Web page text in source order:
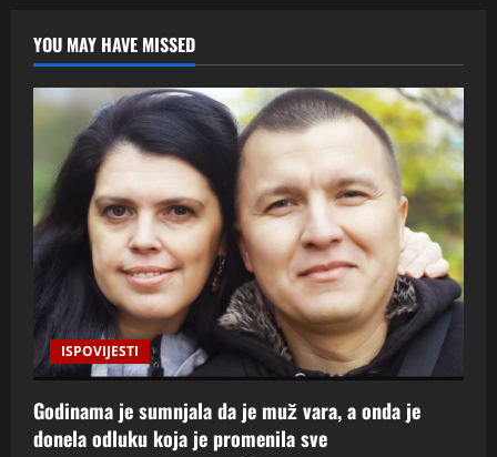
YOU MAY HAVE MISSED
ISPOVIJESTI
Godinama je sumnjala da je muž vara, a onda je
donela odluku koja je promenila sve